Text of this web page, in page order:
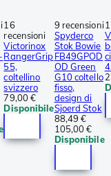
16
recensioni
Victorinox
RangerGrip
55,
coltellino
svizzero
79,00 €
Disponibile
9 recensioni
Spyderco
Stok Bowie
FB49GPOD
OD Green
G10 coltello
fisso,
design di
Sjoerd Stok
88,49 €
105,00 €
Disponibile